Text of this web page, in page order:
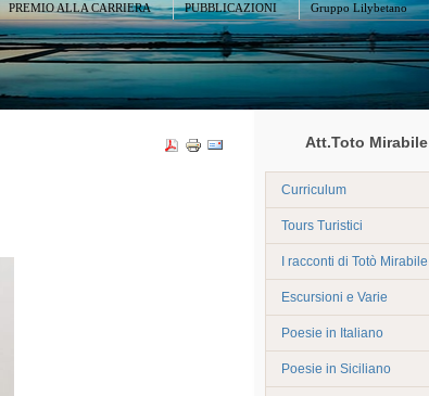
PREMIO ALLA CARRIERA PUBBLICAZIONI Gruppo Lilybetano
Att.Toto Mirabile
Curriculum
Tours Turistici
I racconti di Totò Mirabile
Escursioni e Varie
Poesie in Italiano
Poesie in Siciliano